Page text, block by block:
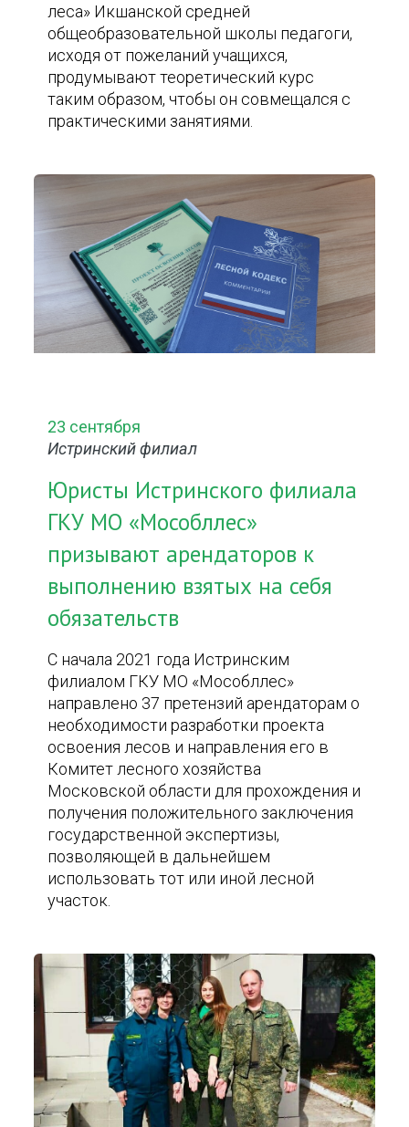
леса» Икшанской средней
общеобразовательной школы педагоги,
исходя от пожеланий учащихся,
продумывают теоретический курс
таким образом, чтобы он совмещался с
практическими занятиями.
23 сентября
Истринский филиал
Юристы Истринского филиала
ГКУ МО «Мособллес»
призывают арендаторов к
выполнению взятых на себя
обязательств
С начала 2021 года Истринским
филиалом ГКУ МО «Мособллес»
направлено 37 претензий арендаторам о
необходимости разработки проекта
освоения лесов и направления его в
Комитет лесного хозяйства
Московской области для прохождения и
получения положительного заключения
государственной экспертизы,
позволяющей в дальнейшем
использовать тот или иной лесной
участок.